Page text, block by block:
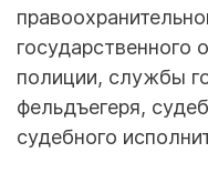
государственного
полиции, службы
фельдъегеря,
судебного